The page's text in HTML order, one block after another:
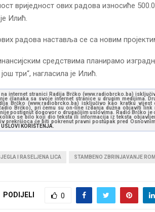
вриједност ових радова износиће
Илић.
радова наставља се са новим
средствима планирамо
три“, нагласила је Илић.
internet stranici Radija Brčko (www.radiobrcko.ba)
članaka sa svoje internet stranice u drugim medijima.
Brčko (www.radiobrcko.ba) isključivo kao kratku
Brčko), pri čemu su on-line izdanja dužna objaviti
postignut dogovor o drugačijim uslovima. Radio Brčko
se bilo koji dio teksta ili informacija iz teksta
prekršioca će biti pokrenut pravni postupak pred
USLOVI KORIŠTENJA.
I RASELJENA LICA STAMBENO ZBRINJAVANJE
PODIJELI 0